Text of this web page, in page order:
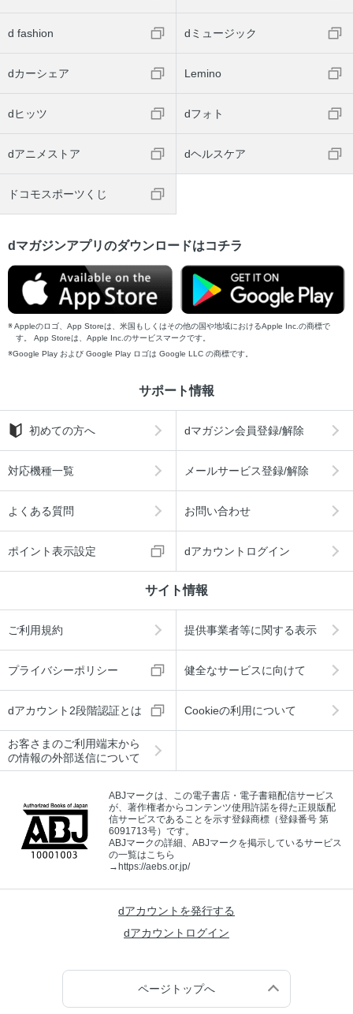
d fashion dミュージック
dカーシェア Lemino
dヒッツ dフォト
dアニメストア dヘルスケア
ドコモスポーツくじ
dマガジンアプリのダウンロードはコチラ
Appleのロゴ、App Storeは、米国もしくはその他の国や地域におけるApple Inc.の商標で
す。 App Storeは、Apple Inc.のサービスマークです。
Google Play および Google Play ロゴは Google LLC の商標です。
サポート情報
初めての方へ dマガジン会員登録/解除
対応機種一覧 メールサービス登録/解除
よくある質問 お問い合わせ
ポイント表示設定 dアカウントログイン
サイト情報
ご利用規約 提供事業者等に関する表示
プライバシーポリシー 健全なサービスに向けて
dアカウント2段階認証とは Cookieの利用について
お客さまのご利用端末から
の情報の外部送信について
ABJマークは、この電子書店・電子書籍配信サービス
が、著作権者からコンテンツ使用許諾を得た正規版配
信サービスであることを示す登録商標（登録番号 第
6091713号）です。
ABJマークの詳細、ABJマークを掲示しているサービス
の一覧はこちら
→https://aebs.or.jp/
dアカウントを発行する
dアカウントログイン
ページトップへ